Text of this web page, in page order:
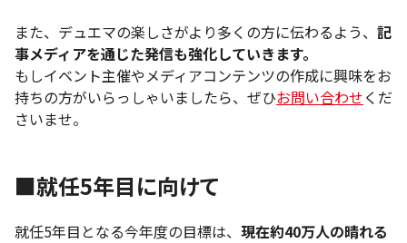
また、デュエマの楽しさがより多くの方に伝わるよう、 記
事メディアを通じた発信も強化していきます。
もしイベント主催やメディアコンテンツの作成に興味をお
持ちの方がいらっしゃいましたら、ぜひお問い合わせくだ
さいませ。
■就任5年目に向けて
就任5年目となる今年度の目標は、 現在約40万人の晴れる